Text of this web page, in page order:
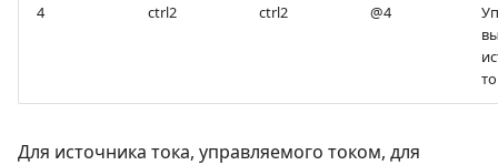
4 ctrl2 ctrl2 @4
Для источника тока, управляемого током, для